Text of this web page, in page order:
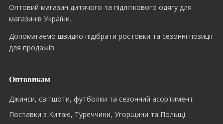
Оптовий магазин дитячого та підліткового одягу для
магазинів України.
Допомагаємо швидко підібрати ростовки та сезонні позиції
для продажів.
Оптовикам
Джинси, світшоти, футболки та сезонний асортимент.
Поставки з Китаю, Туреччини, Угорщини та Польщі.